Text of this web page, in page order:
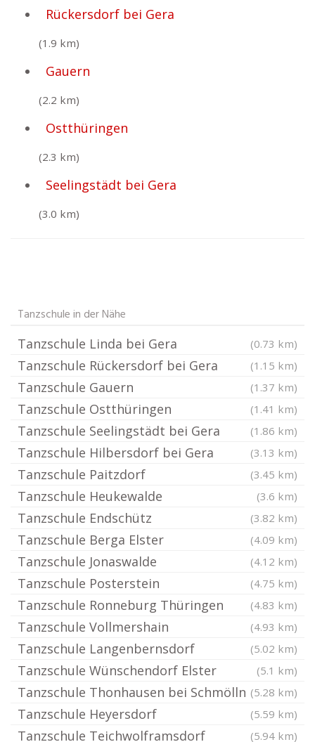
Rückersdorf bei Gera
(1.9 km)
Gauern
(2.2 km)
Ostthüringen
(2.3 km)
Seelingstädt bei Gera
(3.0 km)
Tanzschule in der Nähe
Tanzschule Linda bei Gera (0.73 km)
Tanzschule Rückersdorf bei Gera (1.15 km)
Tanzschule Gauern (1.37 km)
Tanzschule Ostthüringen (1.41 km)
Tanzschule Seelingstädt bei Gera (1.86 km)
Tanzschule Hilbersdorf bei Gera (3.13 km)
Tanzschule Paitzdorf (3.45 km)
Tanzschule Heukewalde (3.6 km)
Tanzschule Endschütz (3.82 km)
Tanzschule Berga Elster (4.09 km)
Tanzschule Jonaswalde (4.12 km)
Tanzschule Posterstein (4.75 km)
Tanzschule Ronneburg Thüringen (4.83 km)
Tanzschule Vollmershain (4.93 km)
Tanzschule Langenbernsdorf (5.02 km)
Tanzschule Wünschendorf Elster (5.1 km)
Tanzschule Thonhausen bei Schmölln (5.28 km)
Tanzschule Heyersdorf (5.59 km)
Tanzschule Teichwolframsdorf (5.94 km)